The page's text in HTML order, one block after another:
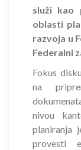
služi kao
oblasti
razvoja u
Federalni
Fokus
na
nivou
planiranja
provesti